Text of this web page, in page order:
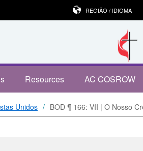
REGIÃO / IDIOMA
Resources AC COSROW
Unidos BOD ¶ 166: VII | O Nosso